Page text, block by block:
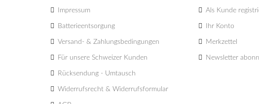
Impressum
Batterieentsorgung
Versand- & Zahlungsbedingungen
Für unsere Schweizer Kunden
Rücksendung - Umtausch
Widerrufsrecht & Widerrufsformular
Als Kunde
Ihr Konto
Merkzettel
Newsletter